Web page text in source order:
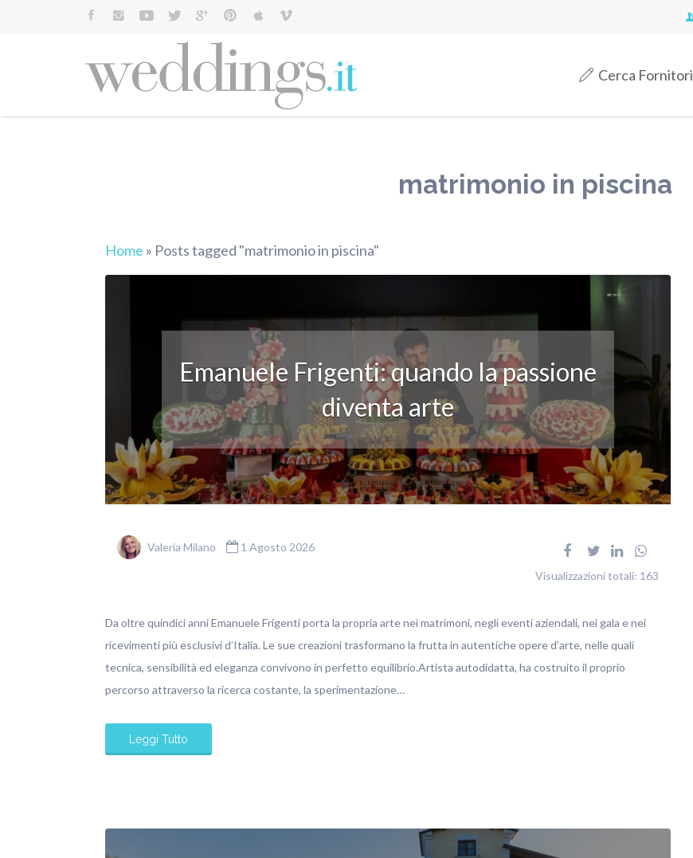
Cerca Fornitori
Cerca:
matrimonio in piscina
Home » Posts tagged "matrimonio in piscina"
Emanuele Frigenti: quando la passione
diventa arte
Valeria Milano 1 Agosto 2026
Visualizzazioni totali: 163
Da oltre quindici anni Emanuele Frigenti porta la propria arte nei matrimoni, negli eventi aziendali, nei gala e nei
ricevimenti più esclusivi d’Italia. Le sue creazioni trasformano la frutta in autentiche opere d’arte, nelle quali
tecnica, sensibilità ed eleganza convivono in perfetto equilibrio.Artista autodidatta, ha costruito il proprio
percorso attraverso la ricerca costante, la sperimentazione…
Leggi Tutto